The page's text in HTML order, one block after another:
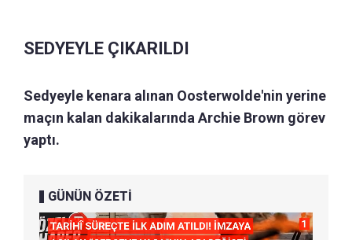
SEDYEYLE ÇIKARILDI
Sedyeyle kenara alınan Oosterwolde'nin yerine
maçın kalan dakikalarında Archie Brown görev
yaptı.
GÜNÜN ÖZETİ